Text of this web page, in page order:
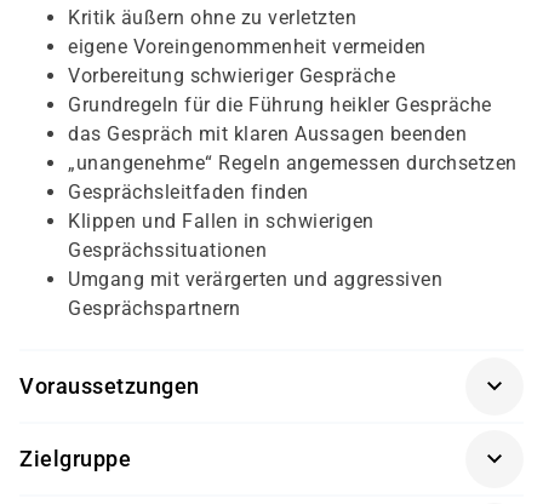
Kritik äußern ohne zu verletzten
eigene Voreingenommenheit vermeiden
Vorbereitung schwieriger Gespräche
Grundregeln für die Führung heikler Gespräche
das Gespräch mit klaren Aussagen beenden
„unangenehme“ Regeln angemessen durchsetzen
Gesprächsleitfaden finden
Klippen und Fallen in schwierigen
Gesprächssituationen
Umgang mit verärgerten und aggressiven
Gesprächspartnern
Voraussetzungen
Vorkenntnisse mitbringen:
Zielgruppe